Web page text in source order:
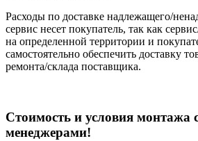
Расходы по доставке надлежащего/
сервис несет покупатель, так как
на определенной территории и
самостоятельно обеспечить доставку
ремонта/склада поставщика.
Cтоимость и условия монтажа
менеджерами!